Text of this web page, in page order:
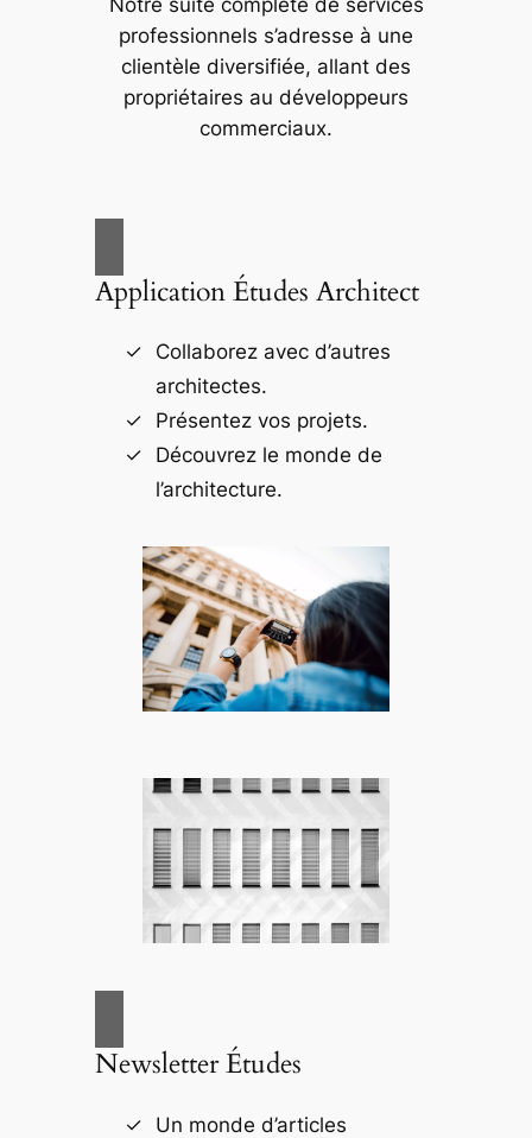
Notre suite complète de services
professionnels s’adresse à une
clientèle diversifiée, allant des
propriétaires au développeurs
commerciaux.
Application Études Architect
Collaborez avec d’autres
architectes.
Présentez vos projets.
Découvrez le monde de
l’architecture.
Newsletter Études
Un monde d’articles